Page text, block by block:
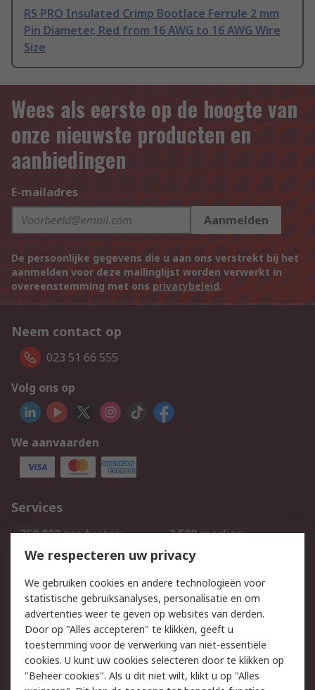
RS PRO Insulated Crimp Bootlace Ferrule 2 mm
Pin Diameter, Red from 16 AWG to 16 AWG Wire
Size
Wees als eerste op de hoogte van
onze nieuwste producten en
aanbiedingen
E-mailadres
Aanmelden
De persoonlijke gegevens die u aan ons verstrekt bij het
aanmelden voor deze mailinglijst worden verwerkt in
overeenstemming met ons privacybeleid.
Neem contact op
023 51 66 555
Volg ons op
We aanvaarden
Services
750.000 producten
2.500 merken
Bestellen
Inkoopoplossingen
Track & Trace
Wettelijk
Cookiebeleid
Email veiligheid
Privacybeleid
Websitevoorwaarden
We respecteren uw privacy
We gebruiken cookies en andere technologieën voor
statistische gebruiksanalyses, personalisatie en om
advertenties weer te geven op websites van derden.
Door op "Alles accepteren" te klikken, geeft u
toestemming voor de verwerking van niet-essentiële
cookies. U kunt uw cookies selecteren door te klikken op
"Beheer cookies". Als u dit niet wilt, klikt u op "Alles